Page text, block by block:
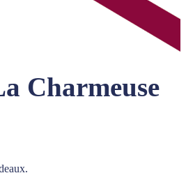
Charmeuse